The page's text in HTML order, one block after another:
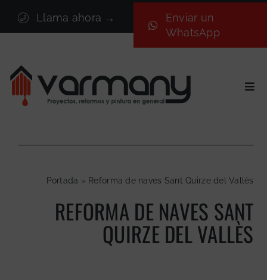
contenido
Llama ahora →
Enviar un
WhatsApp
Sectores
Proyectos
Nosotros
Portada » Reforma de naves Sant Quirze del Vallès
REFORMA DE NAVES SANT
QUIRZE DEL VALLÈS